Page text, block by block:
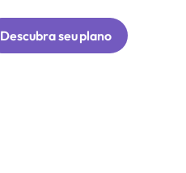
Descubra seu plano